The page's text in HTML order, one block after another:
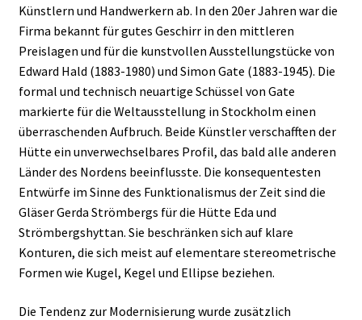
Künstlern und Handwerkern ab. In den 20er Jahren war die
Firma bekannt für gutes Geschirr in den mittleren
Preislagen und für die kunstvollen Ausstellungstücke von
Edward Hald (1883-1980) und Simon Gate (1883-1945). Die
formal und technisch neuartige Schüssel von Gate
markierte für die Weltausstellung in Stockholm einen
überraschenden Aufbruch. Beide Künstler verschafften der
Hütte ein unverwechselbares Profil, das bald alle anderen
Länder des Nordens beeinflusste. Die konsequentesten
Entwürfe im Sinne des Funktionalismus der Zeit sind die
Gläser Gerda Strömbergs für die Hütte Eda und
Strömbergshyttan. Sie beschränken sich auf klare
Konturen, die sich meist auf elementare stereometrische
Formen wie Kugel, Kegel und Ellipse beziehen.
Die Tendenz zur Modernisierung wurde zusätzlich